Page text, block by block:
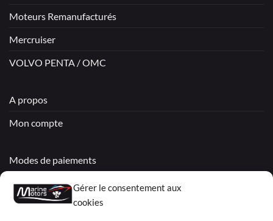
Gérer le consentement aux
cookies
Moteurs Remanufacturés
Mercruiser
VOLVO PENTA / OMC
A propos
Mon compte
Modes de paiements
Livraisons & Retours
Politique de confidentialité